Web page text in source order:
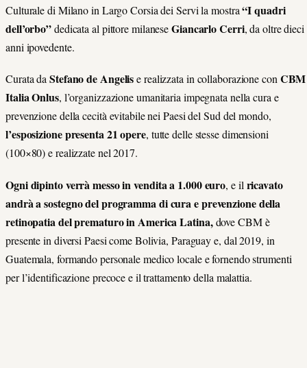
Culturale di Milano in Largo Corsia dei Servi la mostra“I quadri
dell’orbo”dedicata al pittore milaneseGiancarlo Cerri, da oltre dieci
anni ipovedente.
Curata daStefano de Angelise realizzata in collaborazione conCBM
Italia Onlus, l’organizzazione umanitaria impegnata nella cura e
prevenzione della cecità evitabile nei Paesi del Sud del mondo,
l’esposizione presenta 21 opere, tutte delle stesse dimensioni
(100×80) e realizzate nel 2017.
Ogni dipinto verrà messo in vendita a 1.000 euro, e il ricavato
andrà a sostegno del programma di cura e prevenzione della
retinopatia del prematuro in America Latina,dove CBM è
presente in diversi Paesi come Bolivia, Paraguay e, dal 2019, in
Guatemala, formando personale medico locale e fornendo strumenti
per l’identificazione precoce e il trattamento della malattia.